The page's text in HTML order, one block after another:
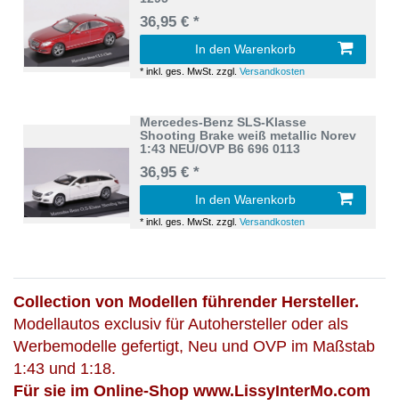
36,95 € *
In den Warenkorb
*inkl. ges. MwSt. zzgl.Versandkosten
Mercedes-Benz SLS-Klasse
Shooting Brake weiß metallic Norev
1:43 NEU/OVP B6 696 0113
36,95 € *
In den Warenkorb
*inkl. ges. MwSt. zzgl.Versandkosten
Collection von Modellen führender Hersteller.
Modellautos exclusiv für Autohersteller oder als
Werbemodelle gefertigt, Neu und OVP im Maßstab
1:43 und 1:18.
Für sie im Online-Shop www.LissyInterMo.com